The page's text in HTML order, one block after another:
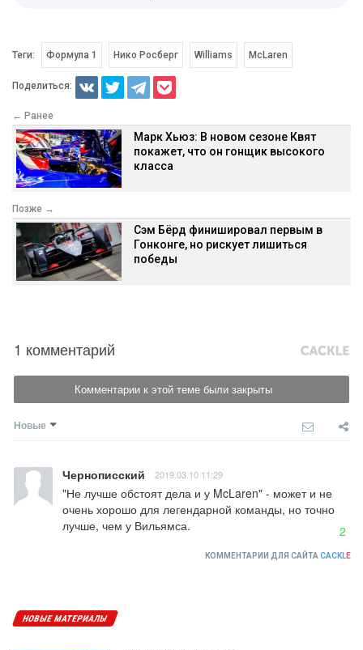
Теги: Формула 1 Нико Росберг Williams McLaren
Поделиться:
← Ранее
Марк Хьюз: В новом сезоне Квят
покажет, что он гонщик высокого
класса
Позже →
Сэм Бёрд финишировал первым в
Гонконге, но рискует лишиться
победы
1 комментарий
Комментарии к этой теме были закрыты
Новые
Чернописский 2019.03.10 11:29
"Не лучше обстоят дела и у McLaren" - может и не
очень хорошо для легендарной команды, но точно
лучше, чем у Вильямса.
2
КОММЕНТАРИИ ДЛЯ САЙТА CACKLE
НОВЫЕ МАТЕРИАЛЫ